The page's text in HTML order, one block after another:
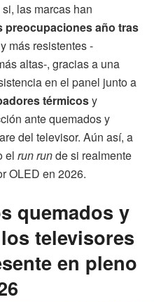
las marcas han
preocupaciones año tras
más resistentes -
altas-, gracias a una
en el panel junto a
térmicosy
ante quemados y
del televisor. Aún así, a
el run runde si realmente
OLED en 2026.
quemados y
televisores
en pleno